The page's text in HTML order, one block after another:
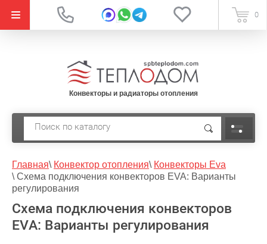
0
Конвекторы и радиаторы отопления
Главная\ Конвектор отопления\ Конвекторы Eva
\ Схема подключения конвекторов EVA: Варианты
регулирования
Схема подключения конвекторов
EVA: Варианты регулирования